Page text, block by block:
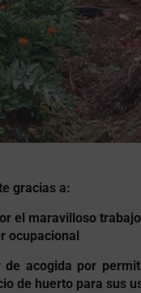
gracias a:
el maravilloso
ocupacional
de acogida por
de huerto para sus